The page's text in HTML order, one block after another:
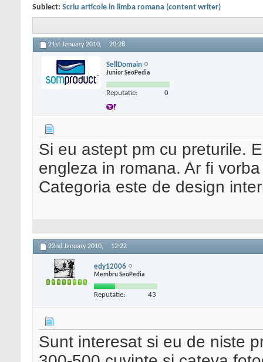
Subiect: Scriu articole in limba romana (content writer)
21st January 2010, 20:28
SellDomain
Junior SeoPedia
Reputatie: 0
Si eu astept pm cu preturile.
engleza in romana. Ar fi
Categoria este de design
22nd January 2010, 12:22
edy12006
Membru SeoPedia
Reputatie: 43
Sunt interesat si eu de niste